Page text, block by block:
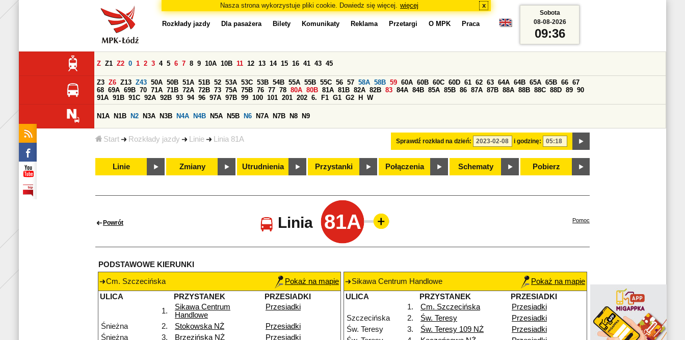
Nasza strona wykorzystuje pliki cookie. Dowiedz się więcej. więcej x
Start Rozkłady jazdy Linie Linia 81A
Rozkłady jazdy Dla pasażera Bilety Komunikaty Reklama Przetargi O MPK Praca
Sprawdź rozkład na dzień: i godzinę:
Z Z1 Z2 0 1 2 3 4 5 6 7 8 9 10A 10B 11 12 13 14 15 16 41 43 45
Z3 Z6 Z13 Z43 50A 50B 51A 51B 52 53A 53C 53B 54B 55A 55B 55C 56 57 58A 58B 59 60A 60B 60C 60D 61 62 63 64A 64B 65A 65B 66 67
68 69A 69B 70 71A 71B 72A 72B 73 75A 75B 76 77 78 80A 80B 81A 81B 82A 82B 83 84A 84B 85A 85B 86 87A 87B 88A 88B 88C 88D 89 90
91A 91B 91C 92A 92B 93 94 96 97A 97B 99 100 101 201 202 6. F1 G1 G2 H W
N1A N1B N2 N3A N3B N4A N4B N5A N5B N6 N7A N7B N8 N9
Linie Zmiany Utrudnienia Przystanki Połączenia Schematy Pobierz
Sobota
08-08-2026
09:36
Powrót Linia 81A Pomoc
PODSTAWOWE KIERUNKI
Cm. Szczecińska
Pokaż na mapie
ULICA
PRZYSTANEK
PRZESIADKI
1.
Sikawa Centrum
Handlowe
Przesiadki
Śnieżna 2. Stokowska NŻ
Przesiadki
Śnieżna
3. Brzezińska NŻ
Przesiadki
Sikawa Centrum Handlowe
Pokaż na mapie
ULICA
PRZYSTANEK
PRZESIADKI
1.
Cm. Szczecińska
Przesiadki
Szczecińska
2. Św. Teresy
Przesiadki
Św. Teresy
3. Św. Teresy 109 NŻ
Przesiadki